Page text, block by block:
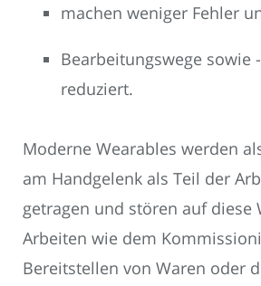
machen weniger Fehler
Bearbeitungswege sowie
reduziert.
Moderne Wearables werden
am Handgelenk als Teil der
getragen und stören auf diese
Arbeiten wie dem
Bereitstellen von Waren oder